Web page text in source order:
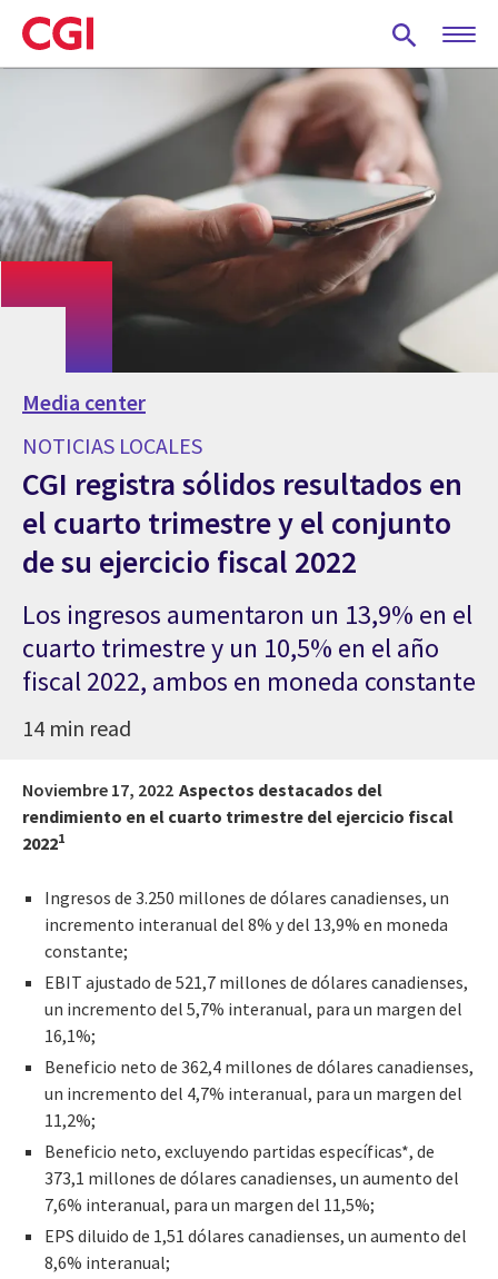
Skip
to
main
Media center
NOTICIAS LOCALES
CGI registra sólidos resultados en
el cuarto trimestre y el conjunto
de su ejercicio fiscal 2022
Los ingresos aumentaron un 13,9% en el
cuarto trimestre y un 10,5% en el año
fiscal 2022, ambos en moneda constante
14 min read
Noviembre 17, 2022 Aspectos destacados del
rendimiento en el cuarto trimestre del ejercicio fiscal
20221
Ingresos de 3.250 millones de dólares canadienses, un
incremento interanual del 8% y del 13,9% en moneda
constante;
EBIT ajustado de 521,7 millones de dólares canadienses,
un incremento del 5,7% interanual, para un margen del
16,1%;
Beneficio neto de 362,4 millones de dólares canadienses,
un incremento del 4,7% interanual, para un margen del
11,2%;
Beneficio neto, excluyendo partidas específicas*, de
373,1 millones de dólares canadienses, un aumento del
7,6% interanual, para un margen del 11,5%;
EPS diluido de 1,51 dólares canadienses, un aumento del
8,6% interanual;